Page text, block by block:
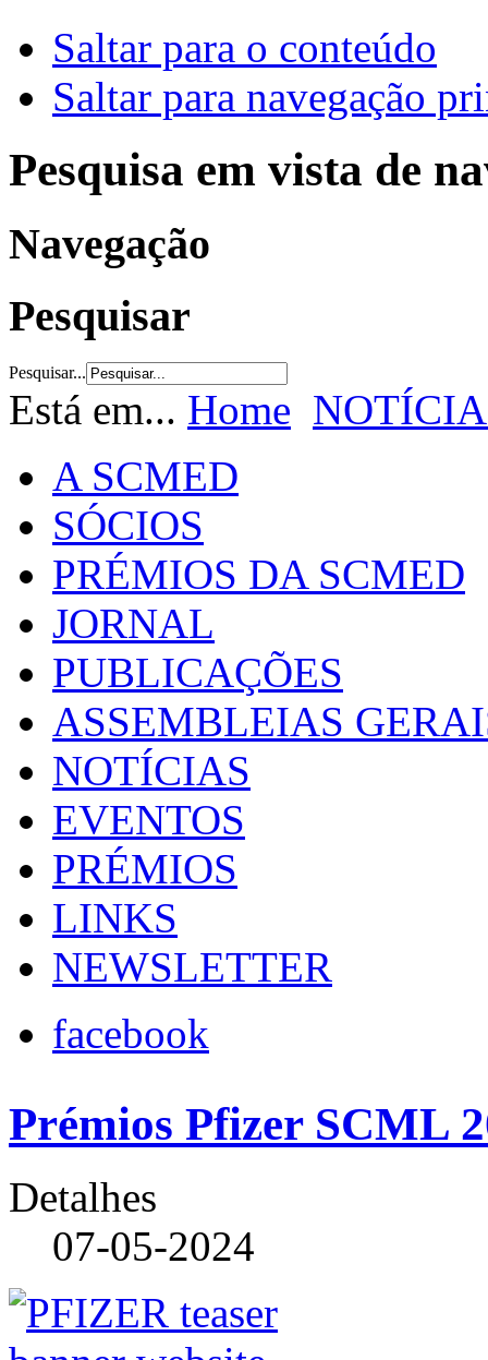
Saltar para o conteúdo
Saltar para navegação
Pesquisa em vista de
Navegação
Pesquisar
Pesquisar...
Está em... Home
A SCMED
SÓCIOS
PRÉMIOS DA SCMED
JORNAL
PUBLICAÇÕES
ASSEMBLEIAS
NOTÍCIAS
EVENTOS
PRÉMIOS
LINKS
NEWSLETTER
facebook
Prémios Pfizer SCML
Detalhes
07-05-2024